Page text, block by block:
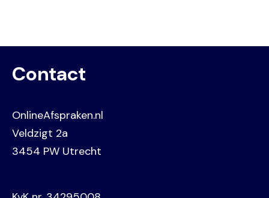
Contact
OnlineAfspraken.nl
Veldzigt 2a
3454 PW Utrecht